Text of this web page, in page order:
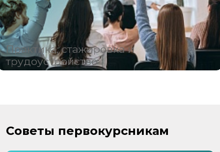
Практика, стажировка и
трудоустройство
Советы первокурсникам